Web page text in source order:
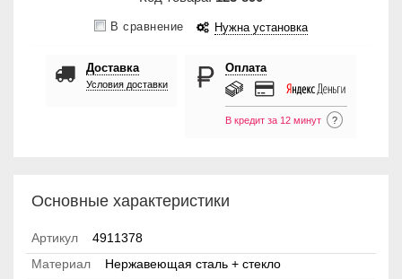
В сравнение Нужна установка
Доставка
Условия доставки
Оплата
В кредит за 12 минут ?
Основные характеристики
Артикул
4911378
Материал
Нержавеющая сталь + стекло